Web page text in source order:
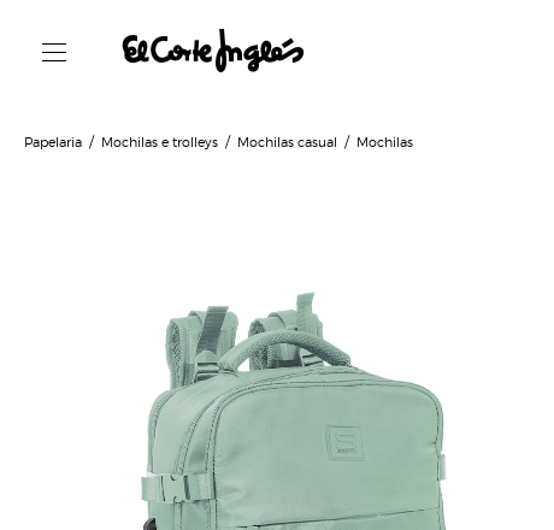
Papelaria Mochilas e trolleys Mochilas casual Mochilas